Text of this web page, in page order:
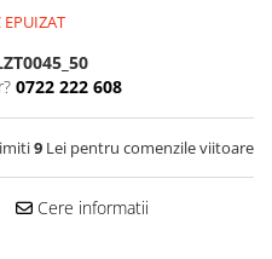
EPUIZAT
0722 222 608
9 Lei pentru comenzile viitoare
Cere informatii